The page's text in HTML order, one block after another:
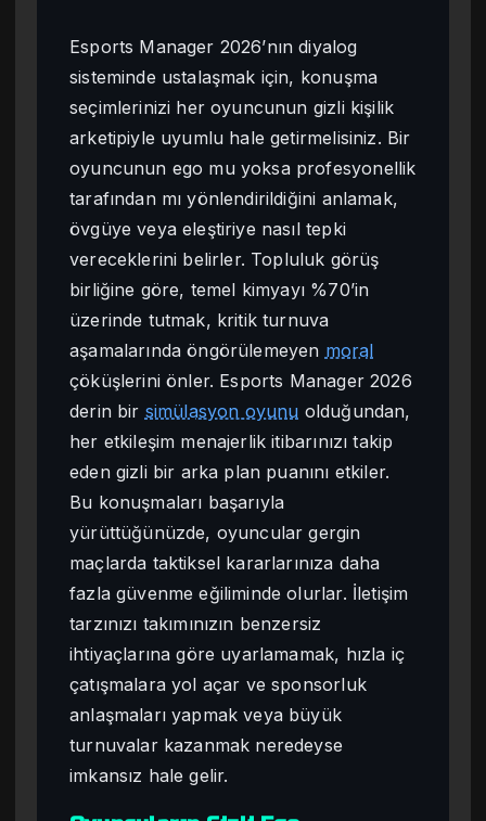
Esports Manager 2026’nın diyalog
sisteminde ustalaşmak için, konuşma
seçimlerinizi her oyuncunun gizli kişilik
arketipiyle uyumlu hale getirmelisiniz. Bir
oyuncunun ego mu yoksa profesyonellik
tarafından mı yönlendirildiğini anlamak,
övgüye veya eleştiriye nasıl tepki
vereceklerini belirler. Topluluk görüş
birliğine göre, temel kimyayı %70’in
üzerinde tutmak, kritik turnuva
aşamalarında öngörülemeyen moral
çöküşlerini önler. Esports Manager 2026
derin bir simülasyon oyunu olduğundan,
her etkileşim menajerlik itibarınızı takip
eden gizli bir arka plan puanını etkiler.
Bu konuşmaları başarıyla
yürüttüğünüzde, oyuncular gergin
maçlarda taktiksel kararlarınıza daha
fazla güvenme eğiliminde olurlar. İletişim
tarzınızı takımınızın benzersiz
ihtiyaçlarına göre uyarlamamak, hızla iç
çatışmalara yol açar ve sponsorluk
anlaşmaları yapmak veya büyük
turnuvalar kazanmak neredeyse
imkansız hale gelir.